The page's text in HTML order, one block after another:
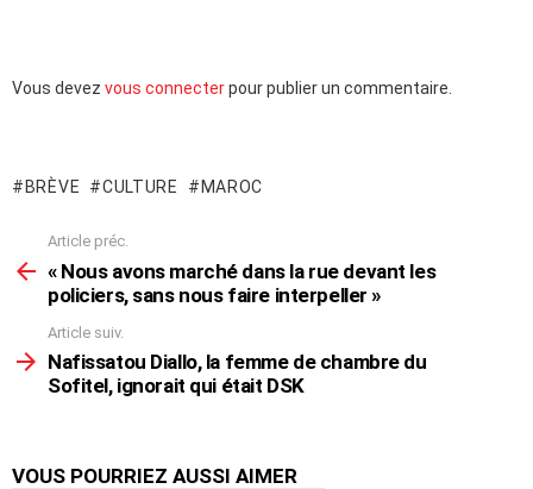
Laisser
Vous devez vous connecterpour publier un commentaire.
BRÈVE CULTURE MAROC
voir
Article préc.
« Nous avons marché dans la rue devant les
policiers, sans nous faire interpeller »
Article suiv.
Nafissatou Diallo, la femme de chambre du
Sofitel, ignorait qui était DSK
VOUS POURRIEZ AUSSI AIMER